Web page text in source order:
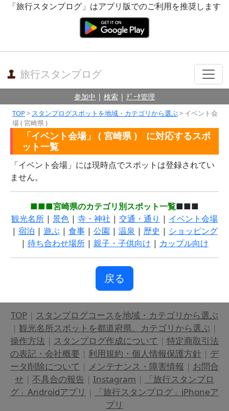
「旅行スタンプログ」はアプリ版でのご利用を推奨します
旅行スタンプログ
参加中 | 検索 | ﾃﾞｰﾀ管理
TOP> スタンプログスポットを地域・カテゴリから選ぶ> イベント会
場 ( 宮崎県 )
「イベント会場」 ( 宮崎県 ) に対応するスポ
ット一覧
「イベント会場」には現時点でスポットは登録されてい
ません。
■■■宮崎県のカテゴリ別スポット一覧■■■
観光名所 | 景色 | 寺・神社 | 交通・通り | イベント会場
| 宿泊 | 遊ぶ| 食事| 公園 | 温泉 | 歴史 | ショッピング
| 待ち合わせ場所| 親子・子供向け | カップル向け
戻る
TOP | スタンプログコースを地域・カテゴリから選ぶ
| 観光名所スポットを都道府県、カテゴリから選ぶ |
操作方法 | スタンプログ作成について | 特定商取引法
の表記・会社概要 | 利用規約・個人情報保護方針 | デ
ータ削除について | メンテナンス・障害情報 | お問合
せ | 不具合の報告 | Instagram |
「旅行スタンプロ
グ」Androidアプリ |
「旅行スタンプログ」iPhoneア
プリ